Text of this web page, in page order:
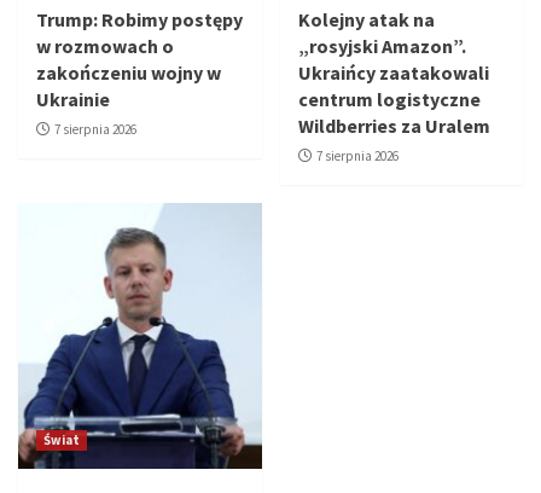
Trump: Robimy postępy
w rozmowach o
zakończeniu wojny w
Ukrainie
7 sierpnia 2026
Kolejny atak na
„rosyjski Amazon”.
Ukraińcy zaatakowali
centrum logistyczne
Wildberries za Uralem
7 sierpnia 2026
Świat